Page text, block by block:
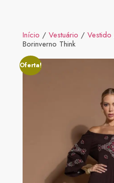
Início / Vestuário / Vestido
Borinverno Think
Oferta!